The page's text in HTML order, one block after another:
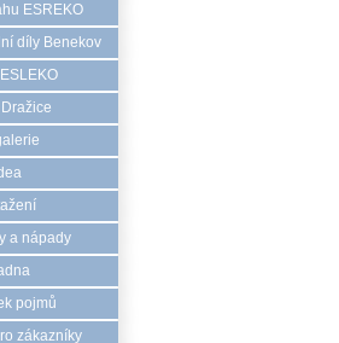
ESREKO
díly Benekov
a nápady
pojmů
zákazníky